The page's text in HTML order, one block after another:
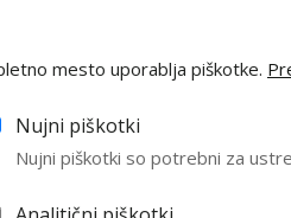
d.d.
mesto uporablja piškotke.
Nujni piškotki
Nujni piškotki so potrebni za